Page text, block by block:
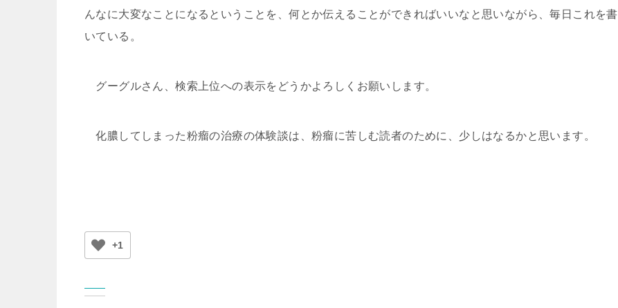
んなに大変なことになるということを、何とか伝えることができればいいなと思いながら、毎日これを書
いている。
グーグルさん、検索上位への表示をどうかよろしくお願いします。
化膿してしまった粉瘤の治療の体験談は、粉瘤に苦しむ読者のために、少しはなるかと思います。
+1